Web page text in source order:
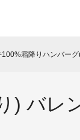
霜降りハンバーグ(2
) バレ